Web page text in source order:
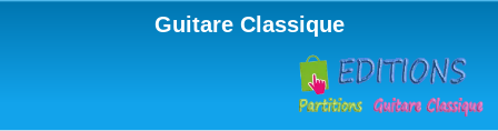
Guitare Classique